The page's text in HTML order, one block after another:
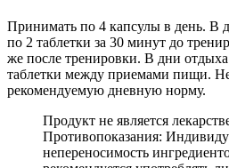
Принимать по 4 капсулы в день. В
по 2 таблетки за 30 минут до
же после тренировки. В дни
таблетки между приемами пищи.
рекомендуемую дневную норму.
Продукт не является
Противопоказания:
непереносимость